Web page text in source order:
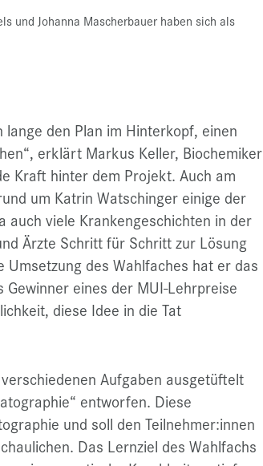
und Johanna Mascherbauer haben sich als
lange den Plan im Hinterkopf, einen
erklärt Markus Keller, Biochemiker
Kraft hinter dem Projekt. Auch am
um Katrin Watschinger einige der
auch viele Krankengeschichten in der
Ärzte Schritt für Schritt zur Lösung
des Wahlfaches hat er das
eines der MUI-Lehrpreise
diese Idee in die Tat
Aufgaben ausgetüftelt
entworfen. Diese
und soll den Teilnehmer:innen
Das Lernziel des Wahlfachs